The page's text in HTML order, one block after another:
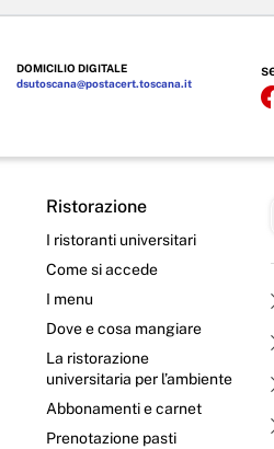
DOMICILIO DIGITALE
dsutoscana@postacert.toscana.it
Ristorazione
I ristoranti universitari
Come si accede
I menu
Dove e cosa mangiare
La ristorazione
universitaria per l’ambiente
Abbonamenti e carnet
Prenotazione pasti